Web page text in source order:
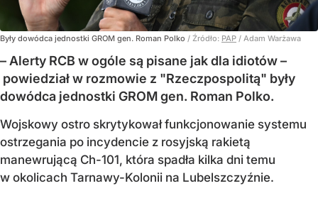
Były dowódca jednostki GROM gen. Roman Polko / Źródło: PAP / Adam Warżawa
– Alerty RCB w ogóle są pisane jak dla idiotów –
powiedział w rozmowie z "Rzeczpospolitą" były
dowódca jednostki GROM gen. Roman Polko.
Wojskowy ostro skrytykował funkcjonowanie systemu
ostrzegania po incydencie z rosyjską rakietą
manewrującą Ch-101, która spadła kilka dni temu
w okolicach Tarnawy-Kolonii na Lubelszczyźnie.